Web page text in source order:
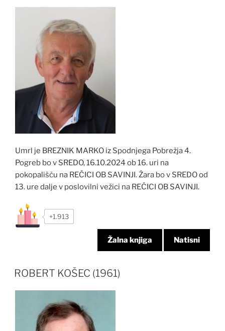
Umrl je BREZNIK MARKO iz Spodnjega Pobrežja 4.
Pogreb bo v SREDO, 16.10.2024 ob 16. uri na
pokopališču na REČICI OB SAVINJI. Žara bo v SREDO od
13. ure dalje v poslovilni vežici na REČICI OB SAVINJI.
+1.913
Žalna knjiga Natisni
ROBERT KOŠEC (1961)